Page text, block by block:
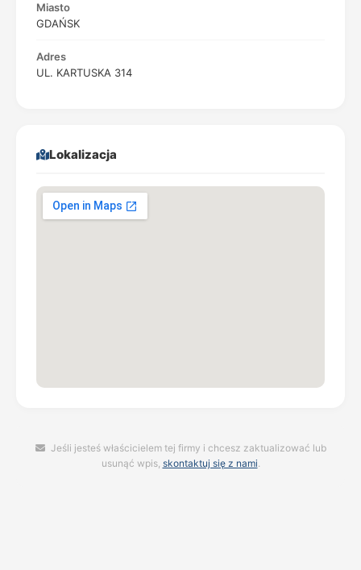
Miasto
GDAŃSK
Adres
UL. KARTUSKA 314
Lokalizacja
Jeśli jesteś właścicielem tej firmy i chcesz zaktualizować lub
usunąć wpis, skontaktuj się z nami.